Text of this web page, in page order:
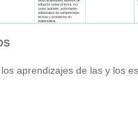
aprendizajes de las y los